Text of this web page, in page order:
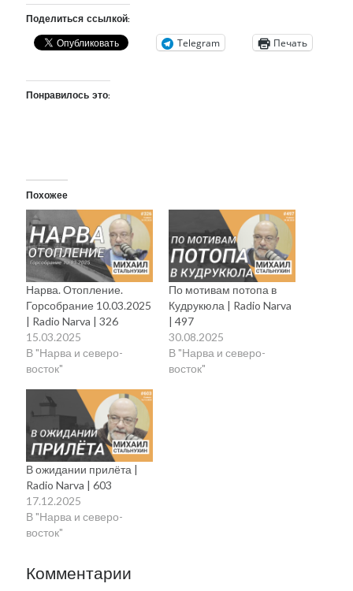
Отзывы и предложения по блогу:
Поделиться ссылкой:
Telegram Печать
Понравилось это:
Похожее
Нарва. Отопление.
Горсобрание 10.03.2025
| Radio Narva | 326
15.03.2025
В "Нарва и северо-
восток"
По мотивам потопа в
Кудрукюла | Radio Narva
| 497
30.08.2025
В "Нарва и северо-
восток"
В ожидании прилёта |
Radio Narva | 603
17.12.2025
В "Нарва и северо-
восток"
Комментарии